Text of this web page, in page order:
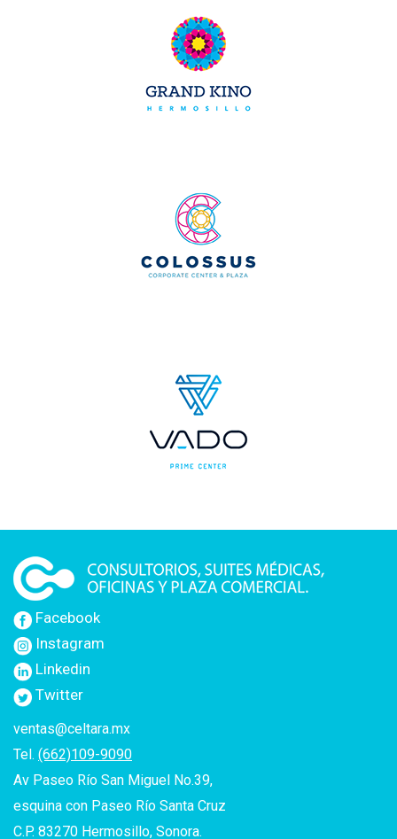
Facebook
Instagram
Linkedin
Twitter
ventas@celtara.mx
Tel. (662)109-9090
Av Paseo Río San Miguel No.39,
esquina con Paseo Río Santa Cruz
C.P. 83270 Hermosillo, Sonora.